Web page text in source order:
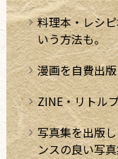
料理本・レシ
いう方法も。
漫画を自費出
ZINE・リトル
写真集を出版
ンスの良い写